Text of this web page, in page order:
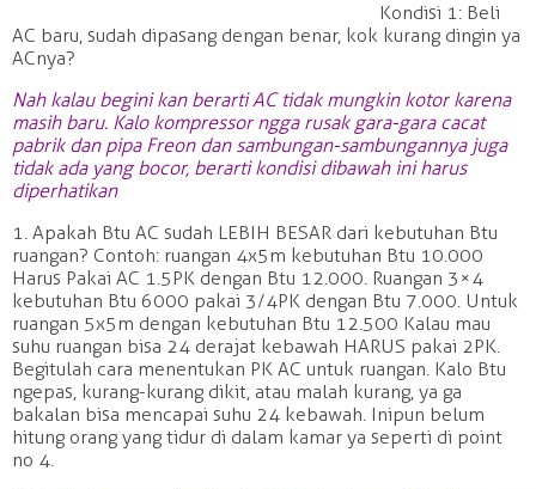
Kondisi 1: Beli
AC baru, sudah dipasang dengan benar, kok kurang dingin ya
ACnya?
Nah kalau begini kan berarti AC tidak mungkin kotor karena
masih baru. Kalo kompressor ngga rusak gara-gara cacat
pabrik dan pipa Freon dan sambungan-sambungannya juga
tidak ada yang bocor, berarti kondisi dibawah ini harus
diperhatikan
1. Apakah Btu AC sudah LEBIH BESAR dari kebutuhan Btu
ruangan? Contoh: ruangan 4x5m kebutuhan Btu 10.000
Harus Pakai AC 1.5PK dengan Btu 12.000. Ruangan 3×4
kebutuhan Btu 6000 pakai 3/4PK dengan Btu 7.000. Untuk
ruangan 5x5m dengan kebutuhan Btu 12.500 Kalau mau
suhu ruangan bisa 24 derajat kebawah HARUS pakai 2PK.
Begitulah cara menentukan PK AC untuk ruangan. Kalo Btu
ngepas, kurang-kurang dikit, atau malah kurang, ya ga
bakalan bisa mencapai suhu 24 kebawah. Inipun belum
hitung orang yang tidur di dalam kamar ya seperti di point
no 4.